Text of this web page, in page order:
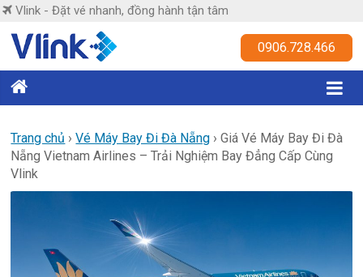
Skip
content
Vlink - Đặt vé nhanh, đồng hành tận tâm
Vlink
nhanh,
đồng
hành
tận
0906.728.466
Trang chủ ›Vé Máy Bay Đi Đà Nẵng ›Giá Vé Máy Bay Đi Đà
Nẵng Vietnam Airlines – Trải Nghiệm Bay Đẳng Cấp Cùng
Vlink